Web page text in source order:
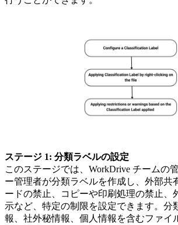
ステージ 1: 分類ラベルの設定
このステージでは、WorkDrive チームの
ー管理者が分類ラベルを作成し、外部共
ードの禁止、コピーや印刷処理の禁止、
示など、特定の制限を設定できます。分
報、社外秘情報、個人情報を含むファイ